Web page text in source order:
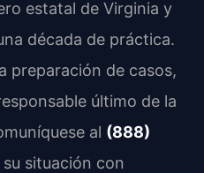
estatal de Virginia y
década de práctica.
preparación de casos,
último de la
al (888)
situación con